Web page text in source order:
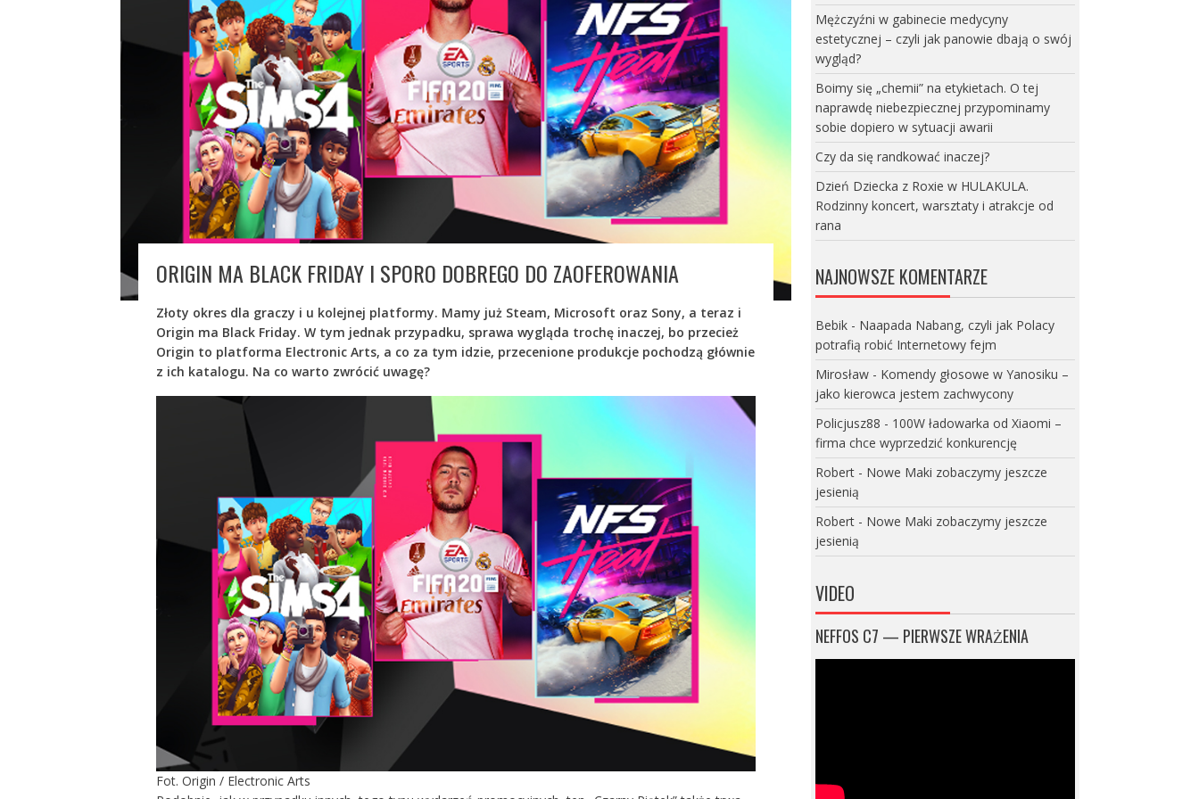
ORIGIN MA BLACK FRIDAY I SPORO DOBREGO DO ZAOFEROWANIA
Złoty okres dla graczy i u kolejnej platformy. Mamy już Steam, Microsoft oraz Sony, a teraz i
Origin ma Black Friday. W tym jednak przypadku, sprawa wygląda trochę inaczej, bo przecież
Origin to platforma Electronic Arts, a co za tym idzie, przecenione produkcje pochodzą głównie
z ich katalogu. Na co warto zwrócić uwagę?
Fot. Origin / Electronic Arts
Mężczyźni w gabinecie medycyny
estetycznej – czyli jak panowie dbają o swój
wygląd?
Boimy się „chemii” na etykietach. O tej
naprawdę niebezpiecznej przypominamy
sobie dopiero w sytuacji awarii
Czy da się randkować inaczej?
Dzień Dziecka z Roxie w HULAKULA.
Rodzinny koncert, warsztaty i atrakcje od
rana
NAJNOWSZE KOMENTARZE
Bebik- Naapada Nabang, czyli jak Polacy
potrafią robić Internetowy fejm
Mirosław- Komendy głosowe w Yanosiku –
jako kierowca jestem zachwycony
Policjusz88 - 100W ładowarka od Xiaomi –
firma chce wyprzedzić konkurencję
Robert- Nowe Maki zobaczymy jeszcze
jesienią
Robert- Nowe Maki zobaczymy jeszcze
jesienią
VIDEO
NEFFOS C7 — PIERWSZE WRAŻENIA